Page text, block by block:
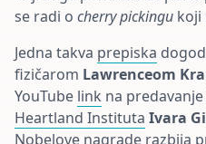
se radi o cherry pickingu koji
Jedna takva prepiska
fizičarom Lawrenceom
YouTube link na
Heartland Instituta Ivara
Nobelove nagrade razbija